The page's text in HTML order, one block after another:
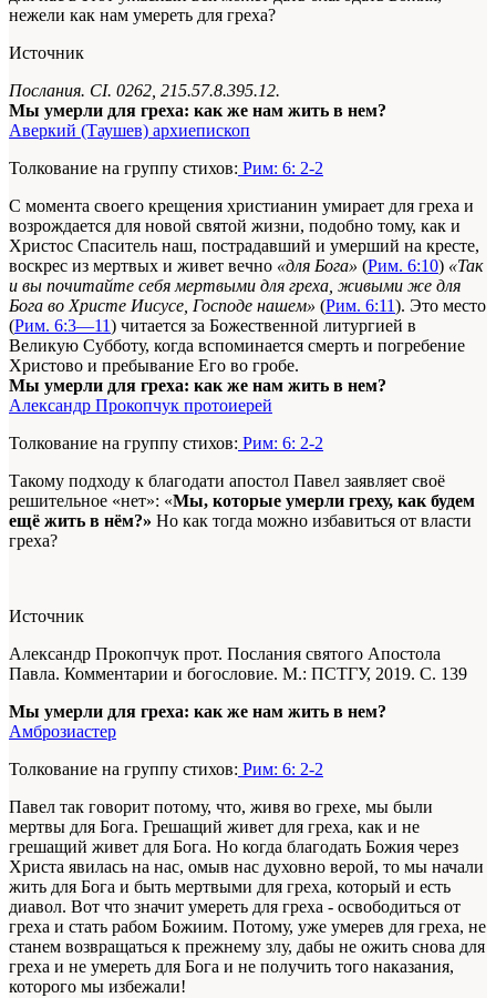
нежели как нам умереть для греха?
Источник
Послания. CI. 0262, 215.57.8.395.12.
Мы умерли для греха: как же нам жить в нем?
Аверкий (Таушев) архиепископ
Толкование на группу стихов: Рим: 6: 2-2
С момента своего крещения христианин умирает для греха и
возрождается для новой святой жизни, подобно тому, как и
Христос Спаситель наш, пострадавший и умерший на кресте,
воскрес из мертвых и живет вечно «для Бога» (Рим. 6:10) «Так
и вы почитайте себя мертвыми для греха, живыми же для
Бога во Христе Иисусе, Господе нашем» (Рим. 6:11). Это место
(Рим. 6:3—11) читается за Божественной литургией в
Великую Субботу, когда вспоминается смерть и погребение
Христово и пребывание Его во гробе.
Мы умерли для греха: как же нам жить в нем?
Александр Прокопчук протоиерей
Толкование на группу стихов: Рим: 6: 2-2
Такому подходу к благодати апостол Павел заявляет своё
решительное «нет»: «Мы, которые умерли греху, как будем
ещё жить в нём?» Но как тогда можно избавиться от власти
греха?
Источник
Александр Прокопчук прот. Послания святого Апостола
Павла. Комментарии и богословие. М.: ПСТГУ, 2019. С. 139
Мы умерли для греха: как же нам жить в нем?
Амброзиастер
Толкование на группу стихов: Рим: 6: 2-2
Павел так говорит потому, что, живя во грехе, мы были
мертвы для Бога. Грешащий живет для греха, как и не
грешащий живет для Бога. Но когда благодать Божия через
Христа явилась на нас, омыв нас духовно верой, то мы начали
жить для Бога и быть мертвыми для греха, который и есть
диавол. Вот что значит умереть для греха - освободиться от
греха и стать рабом Божиим. Потому, уже умерев для греха, не
станем возвращаться к прежнему злу, дабы не ожить снова для
греха и не умереть для Бога и не получить того наказания,
которого мы избежали!